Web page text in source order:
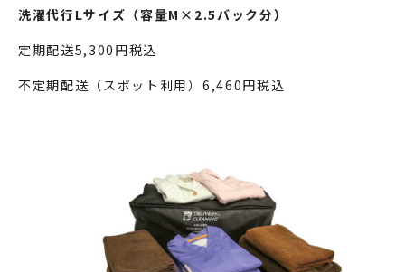
洗濯代行Lサイズ（容量M×2.5バック分）
定期配送5,300円税込
不定期配送（スポット利用）6,460円税込